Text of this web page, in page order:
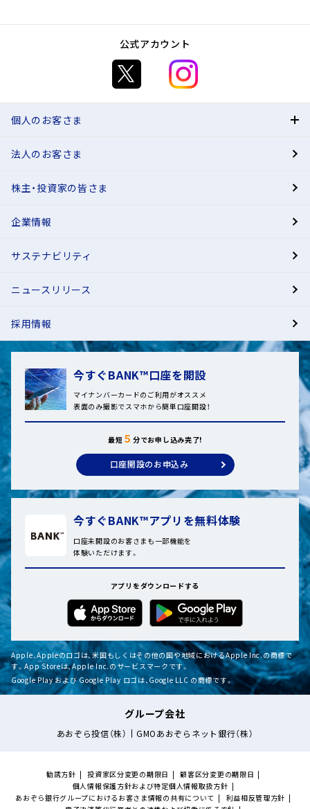
公式アカウント
個人のお客さま
BANK
有人店舗
法人のお客さま
株主・投資家の皆さま
企業情報
サステナビリティ
ニュースリリース
採用情報
今すぐBANK™口座を開設
マイナンバーカードのご利用がオススメ
表面のみ撮影でスマホから簡単口座開設！
最短 ５分でお申し込み完了!
口座開設のお申込み
今すぐBANK™アプリを無料体験
口座未開設のお客さまも一部機能を
体験いただけます。
アプリをダウンロードする
Apple、Appleのロゴは、米国もしくはその他の国や地域におけるApple Inc.の商標で
す。App Storeは、Apple Inc.のサービスマークです。
Google Play および Google Play ロゴは、Google LLC の商標です。
グループ会社
あおぞら投信（株） GMOあおぞらネット銀行（株）
勧誘方針 投資家区分変更の期限日
顧客区分変更の期限日
個人情報保護方針および特定個人情報取扱方針
あおぞら銀行グループにおけるお客さま情報の共有について
利益相反管理方針